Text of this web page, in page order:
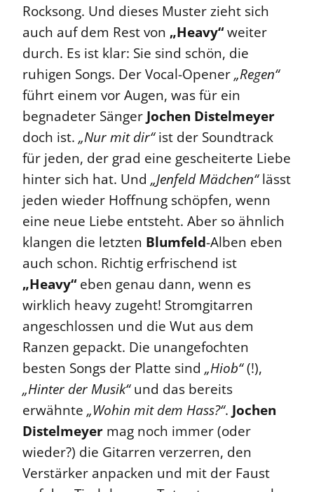
Rocksong. Und dieses Muster zieht sich
auch auf dem Rest von „Heavy“weiter
durch. Es ist klar: Sie sind schön, die
ruhigen Songs. Der Vocal-Opener„Regen“
führt einem vor Augen, was für ein
begnadeter Sänger Jochen Distelmeyer
doch ist. „Nur mit dir“ist der Soundtrack
für jeden, der grad eine gescheiterte Liebe
hinter sich hat. Und „Jenfeld Mädchen“lässt
jeden wieder Hoffnung schöpfen, wenn
eine neue Liebe entsteht. Aber so ähnlich
klangen die letzten Blumfeld-Alben eben
auch schon. Richtig erfrischend ist
„Heavy“eben genau dann, wenn es
wirklich heavy zugeht! Stromgitarren
angeschlossen und die Wut aus dem
Ranzen gepackt. Die unangefochten
besten Songs der Platte sind „Hiob“(!),
„Hinter der Musik“und das bereits
erwähnte „Wohin mit dem Hass?“. Jochen
Distelmeyer mag noch immer (oder
wieder?) die Gitarren verzerren, den
Verstärker anpacken und mit der Faust